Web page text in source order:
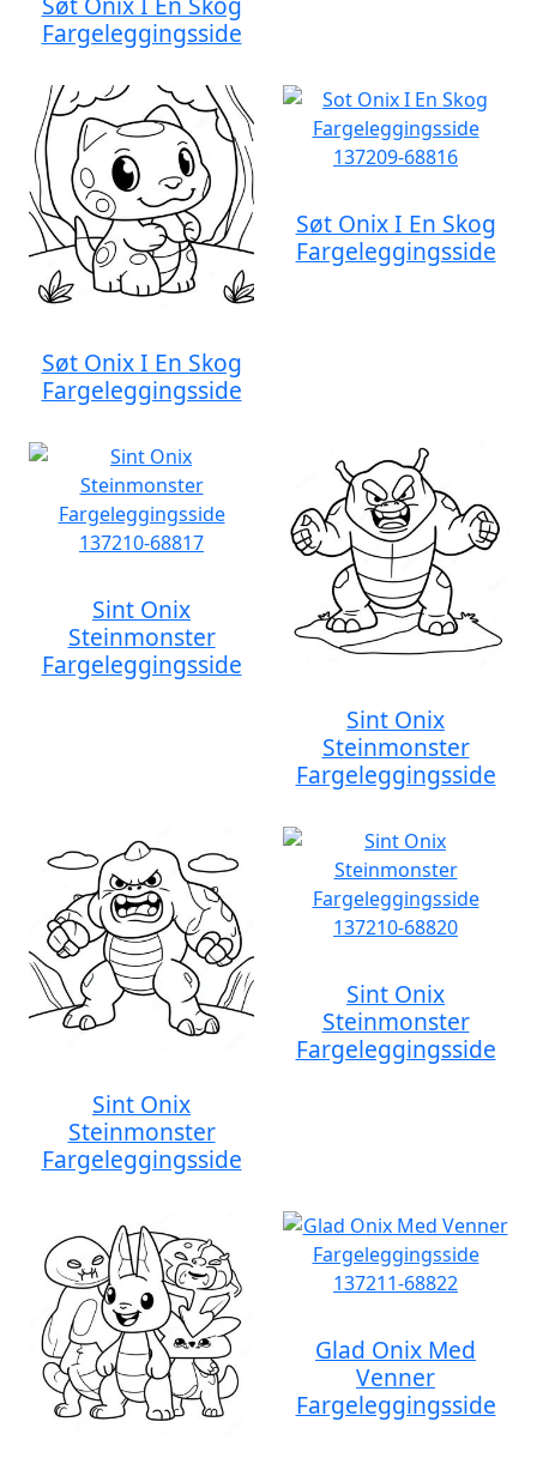
Fargeleggingsside
Søt Onix I En Skog
Fargeleggingsside
Søt Onix I En Skog
Fargeleggingsside
Sint Onix
Steinmonster
Fargeleggingsside
Sint Onix
Steinmonster
Fargeleggingsside
Sint Onix
Steinmonster
Fargeleggingsside
Sint Onix
Steinmonster
Fargeleggingsside
Glad Onix Med
Venner
Fargeleggingsside